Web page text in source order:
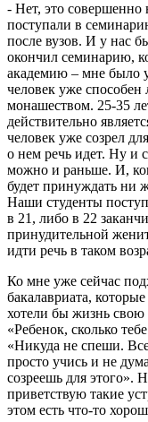
- Нет, это
поступали в
после вузов. И у нас
окончил семинарию,
академию – мне было
человек уже способен
монашеством. 25-35
действительно
человек уже созрел
о нем речь идет. Ну и
можно и раньше. И,
будет принуждать ни
Наши студенты
в 21, либо в 22
принудительной
идти речь в таком
Ко мне уже сейчас
бакалавриата,
хотели бы жизнь свою
«Ребенок, сколько
«Никуда не спеши.
просто учись и не
созреешь для этого».
приветствую такие
этом есть что-то